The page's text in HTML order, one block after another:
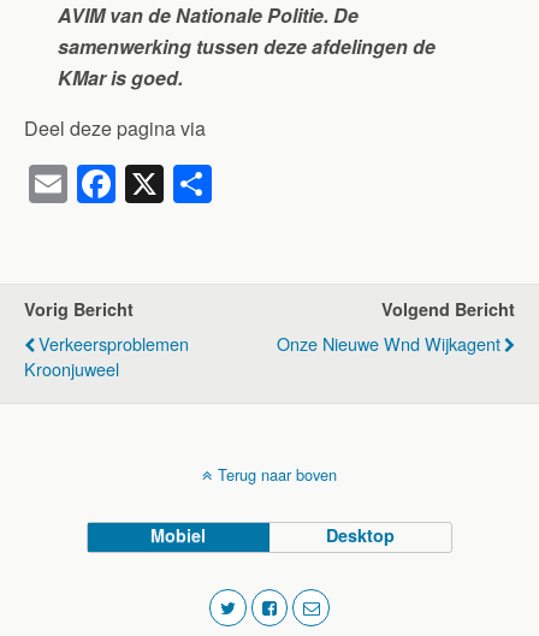
AVIM van de Nationale Politie. De
samenwerking tussen deze afdelingen de
KMar is goed.
Deel deze pagina via
E F
e
b
o
o
X
n
Vorig Bericht
Verkeersproblemen
Kroonjuweel
Volgend Bericht
Onze Nieuwe Wnd Wijkagent
Terug naar boven
Mobiel Desktop